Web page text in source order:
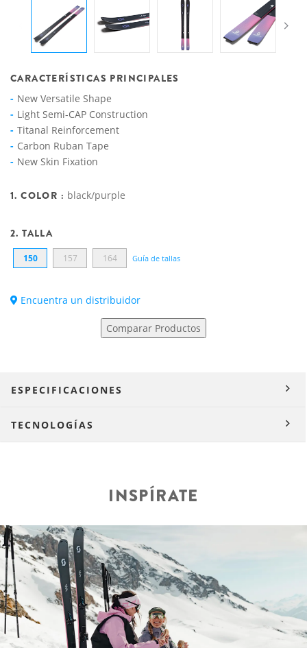
CARACTERÍSTICAS PRINCIPALES
New Versatile Shape
Light Semi-CAP Construction
Titanal Reinforcement
Carbon Ruban Tape
New Skin Fixation
1. COLOR : black/purple
2. TALLA
150 157 164 Guía de tallas
Encuentra un distribuidor
Comparar Productos
ESPECIFICACIONES
TECNOLOGÍAS
INSPÍRATE